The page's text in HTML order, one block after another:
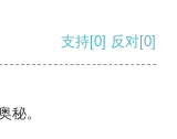
支持[0] 反对[0]
秘。